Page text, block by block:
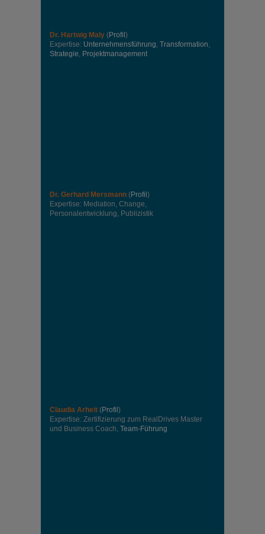
Dr. Hartwig Maly (Profil )
Expertise: Unternehmensführung, Transformation,
Strategie, Projektmanagement
Dr. Gerhard Mersmann (Profil )
Expertise: Mediation, Change,
Personalentwicklung, Publizistik
Claudia Arheit (Profil )
Expertise: Zertifizierung zum RealDrives Master
und Business Coach, Team-Führung